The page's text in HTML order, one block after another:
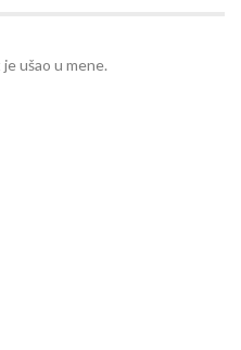
ušao u mene.